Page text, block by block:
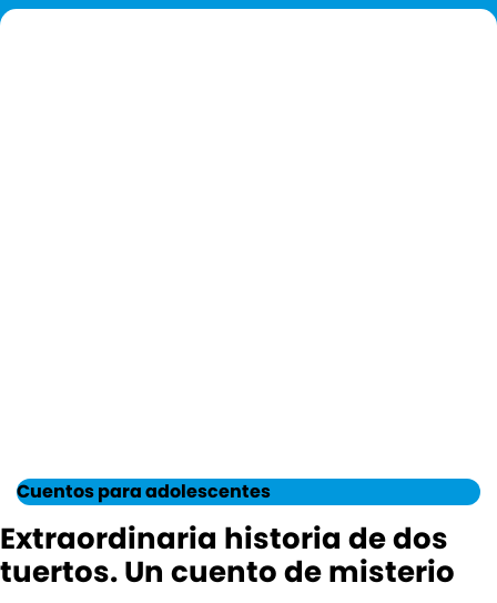
Cuentos para adolescentes
Extraordinaria historia de dos
tuertos. Un cuento de misterio